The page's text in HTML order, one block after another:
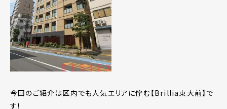
今回のご紹介は区内でも人気エリアに佇む【Brillia東大前】で
す！